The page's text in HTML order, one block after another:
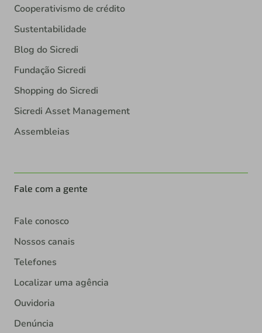
Cooperativismo de crédito
Sustentabilidade
Blog do Sicredi
Fundação Sicredi
Shopping do Sicredi
Sicredi Asset Management
Assembleias
Fale com a gente
Fale conosco
Nossos canais
Telefones
Localizar uma agência
Ouvidoria
Denúncia